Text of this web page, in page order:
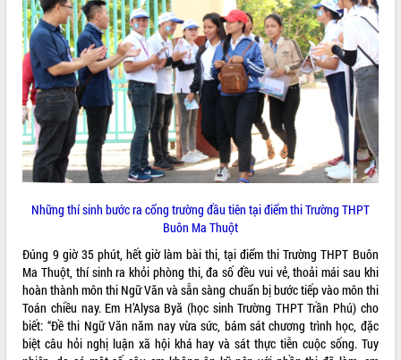
mặt Đoàn chuyên gia y tế TP. Hồ Chí
Minh
Lễ truy điệu và an táng hài cốt liệt sĩ
tại Nghĩa trang Liệt sĩ xã Sơn Hòa
Bàn giải pháp tháo gỡ khó khăn trong
xuất khẩu sầu riêng và triển khai quy
định EUDR
Thứ trưởng Bộ Nông nghiệp và Môi
trường Nguyễn Hoàng Hiệp khảo sát
sầu riêng tại Đắk Lắk
Trình diễn nghệ thuật chế biến các
món ăn từ sầu riêng
Đắk Lắk công bố Quy hoạch và xúc
tiến đầu tư tỉnh
Ngành cá ngừ Đắk Lắk chủ động thích
ứng để giữ vững thị trường xuất khẩu
Diễn đàn Kinh tế tư nhân Việt Nam đột
THỐNG KÊ TRUY CẬP
Hôm nay: 27357
Tất cả: 66072680
Những thí sinh bước ra cổng trường đầu tiên tại điểm thi Trường THPT
Buôn Ma Thuột
Đúng 9 giờ 35 phút, hết giờ làm bài thi, tại điểm thi Trường THPT Buôn
Ma Thuột, thí sinh ra khỏi phòng thi, đa số đều vui vẻ, thoải mái sau khi
hoàn thành môn thi Ngữ Văn và sẵn sàng chuẩn bị bước tiếp vào môn thi
Toán chiều nay. Em H’Alysa Byă (học sinh Trường THPT Trần Phú) cho
biết: “Đề thi Ngữ Văn năm nay vừa sức, bám sát chương trình học, đặc
biệt câu hỏi nghị luận xã hội khá hay và sát thực tiễn cuộc sống. Tuy